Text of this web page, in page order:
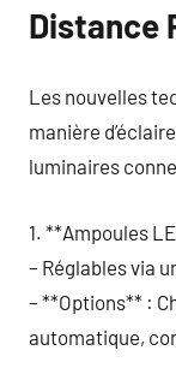
Distance
Les nouvelles
manière
luminaires
1. **Ampoules
– Réglables via
– **Options** :
automatique,